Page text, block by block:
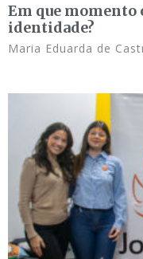
Em que momento
identidade?
Maria Eduarda de